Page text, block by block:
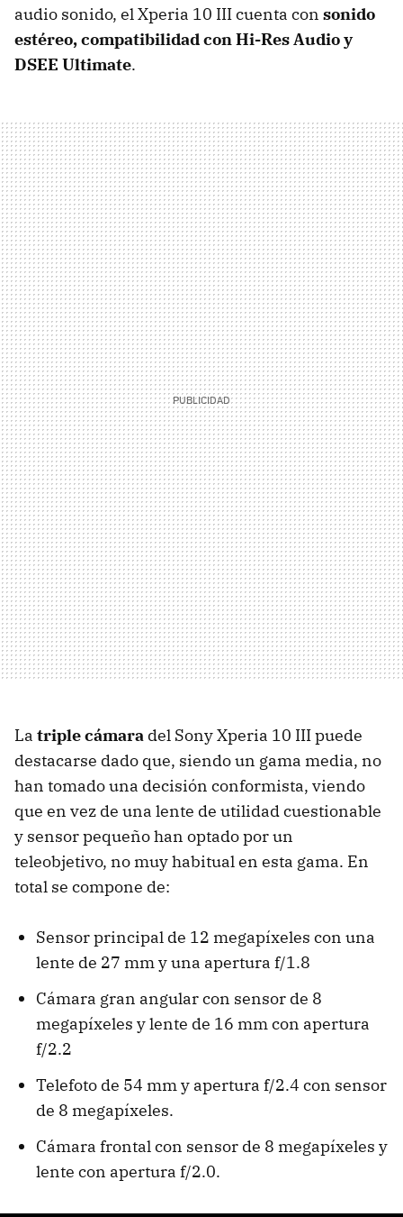
audio sonido, el Xperia 10 III cuenta con sonido
estéreo, compatibilidad con Hi-Res Audio y
DSEE Ultimate.
La triple cámara del Sony Xperia 10 III puede
destacarse dado que, siendo un gama media, no
han tomado una decisión conformista, viendo
que en vez de una lente de utilidad cuestionable
y sensor pequeño han optado por un
teleobjetivo, no muy habitual en esta gama. En
total se compone de:
Sensor principal de 12 megapíxeles con una
lente de 27 mm y una apertura f/1.8
Cámara gran angular con sensor de 8
megapíxeles y lente de 16 mm con apertura
f/2.2
Telefoto de 54 mm y apertura f/2.4 con sensor
de 8 megapíxeles.
Cámara frontal con sensor de 8 megapíxeles y
lente con apertura f/2.0.